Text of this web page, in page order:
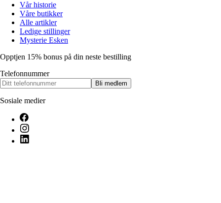
Vår historie
Våre butikker
Alle artikler
Ledige stillinger
Mysterie Esken
Opptjen 15% bonus på din neste bestilling
Telefonnummer
Bli medlem
Sosiale medier